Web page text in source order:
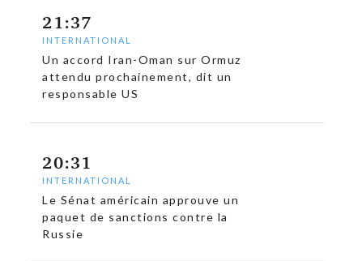
21:37
INTERNATIONAL
Un accord Iran-Oman sur Ormuz
attendu prochainement, dit un
responsable US
20:31
INTERNATIONAL
Le Sénat américain approuve un
paquet de sanctions contre la
Russie